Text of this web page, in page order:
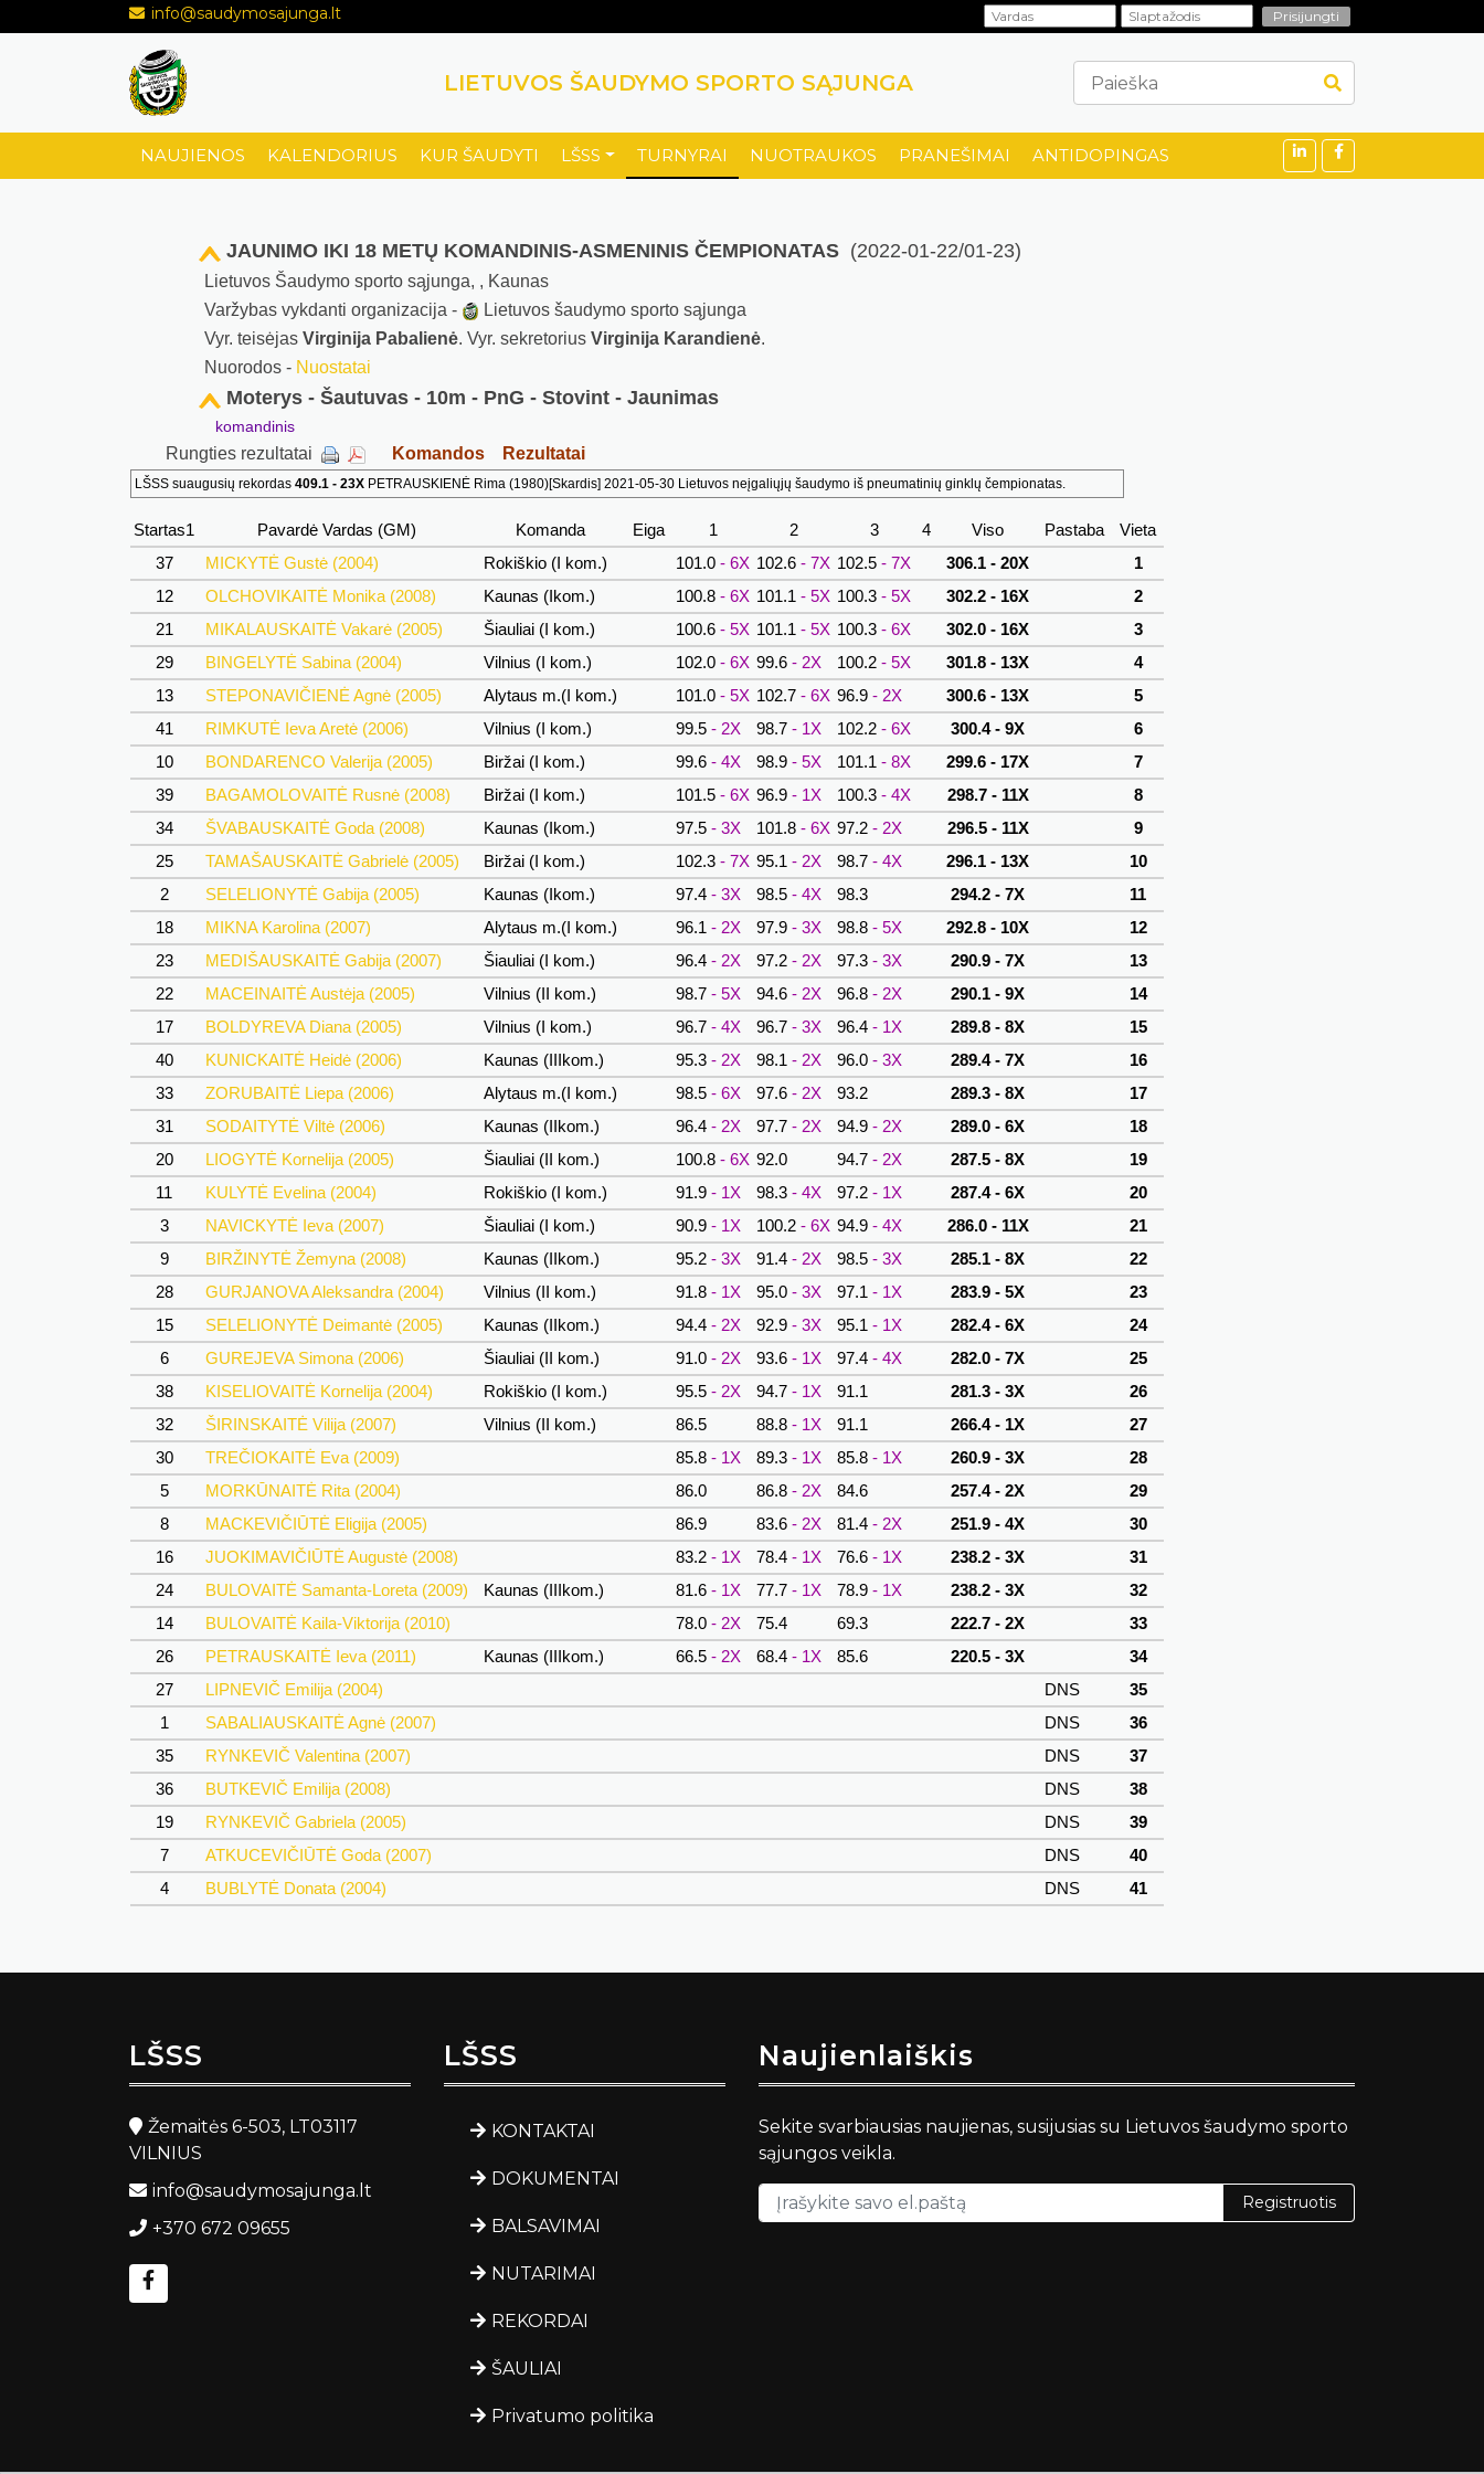
info@saudymosajunga.lt
LIETUVOS ŠAUDYMO SPORTO SĄJUNGA
NAUJIENOS KALENDORIUS KUR ŠAUDYTI LŠSS TURNYRAI NUOTRAUKOS PRANEŠIMAI ANTIDOPINGAS
JAUNIMO IKI 18 METŲ KOMANDINIS-ASMENINIS ČEMPIONATAS (2022-01-22/01-23)
Lietuvos Šaudymo sporto sąjunga, , Kaunas
Varžybas vykdanti organizacija -
Lietuvos šaudymo sporto sąjunga
Vyr. teisėjas Virginija Pabalienė. Vyr. sekretorius Virginija Karandienė.
Nuorodos - Nuostatai
Moterys - Šautuvas - 10m - PnG - Stovint - Jaunimas
komandinis
Rungties rezultatai Komandos Rezultatai
LŠSS suaugusių rekordas 409.1 - 23X PETRAUSKIENĖ Rima (1980)[Skardis] 2021-05-30 Lietuvos neįgaliųjų šaudymo iš pneumatinių ginklų čempionatas.
Startas1 Pavardė Vardas (GM) Komanda Eiga 1 2 3 4 Viso Pastaba
Vieta
37
MICKYTĖ Gustė (2004) Rokiškio (I kom.) 101.0 - 6X 102.6 - 7X 102.5 - 7X 306.1 - 20X
1
12
OLCHOVIKAITĖ Monika (2008) Kaunas (Ikom.) 100.8 - 6X 101.1 - 5X 100.3 - 5X 302.2 - 16X
2
21
MIKALAUSKAITĖ Vakarė (2005) Šiauliai (I kom.) 100.6 - 5X 101.1 - 5X 100.3 - 6X 302.0 - 16X
3
29
BINGELYTĖ Sabina (2004) Vilnius (I kom.) 102.0 - 6X 99.6 - 2X 100.2 - 5X 301.8 - 13X
4
13
STEPONAVIČIENĖ Agnė (2005) Alytaus m.(I kom.) 101.0 - 5X 102.7 - 6X 96.9 - 2X 300.6 - 13X
5
41
RIMKUTĖ Ieva Aretė (2006) Vilnius (I kom.) 99.5 - 2X 98.7 - 1X 102.2 - 6X 300.4 - 9X
6
10
BONDARENCO Valerija (2005) Biržai (I kom.) 99.6 - 4X 98.9 - 5X 101.1 - 8X 299.6 - 17X
7
39
BAGAMOLOVAITĖ Rusnė (2008) Biržai (I kom.) 101.5 - 6X 96.9 - 1X 100.3 - 4X 298.7 - 11X
8
34
ŠVABAUSKAITĖ Goda (2008) Kaunas (Ikom.) 97.5 - 3X 101.8 - 6X 97.2 - 2X 296.5 - 11X
9
25
TAMAŠAUSKAITĖ Gabrielė (2005) Biržai (I kom.) 102.3 - 7X 95.1 - 2X 98.7 - 4X 296.1 - 13X
10
2
SELELIONYTĖ Gabija (2005) Kaunas (Ikom.) 97.4 - 3X 98.5 - 4X 98.3 294.2 - 7X
11
18
MIKNA Karolina (2007) Alytaus m.(I kom.) 96.1 - 2X 97.9 - 3X 98.8 - 5X 292.8 - 10X
12
23
MEDIŠAUSKAITĖ Gabija (2007) Šiauliai (I kom.) 96.4 - 2X 97.2 - 2X 97.3 - 3X 290.9 - 7X
13
22
MACEINAITĖ Austėja (2005) Vilnius (II kom.) 98.7 - 5X 94.6 - 2X 96.8 - 2X 290.1 - 9X
14
17
BOLDYREVA Diana (2005) Vilnius (I kom.) 96.7 - 4X 96.7 - 3X 96.4 - 1X 289.8 - 8X
15
40
KUNICKAITĖ Heidė (2006) Kaunas (IIIkom.) 95.3 - 2X 98.1 - 2X 96.0 - 3X 289.4 - 7X
16
33
ZORUBAITĖ Liepa (2006) Alytaus m.(I kom.) 98.5 - 6X 97.6 - 2X 93.2 289.3 - 8X
17
31
SODAITYTĖ Viltė (2006) Kaunas (IIkom.) 96.4 - 2X 97.7 - 2X 94.9 - 2X 289.0 - 6X
18
20
LIOGYTĖ Kornelija (2005) Šiauliai (II kom.) 100.8 - 6X 92.0 94.7 - 2X 287.5 - 8X
19
11
KULYTĖ Evelina (2004) Rokiškio (I kom.) 91.9 - 1X 98.3 - 4X 97.2 - 1X 287.4 - 6X
20
3
NAVICKYTĖ Ieva (2007) Šiauliai (I kom.) 90.9 - 1X 100.2 - 6X 94.9 - 4X 286.0 - 11X
21
9
BIRŽINYTĖ Žemyna (2008) Kaunas (IIkom.) 95.2 - 3X 91.4 - 2X 98.5 - 3X 285.1 - 8X
22
28
GURJANOVA Aleksandra (2004) Vilnius (II kom.) 91.8 - 1X 95.0 - 3X 97.1 - 1X 283.9 - 5X
23
15
SELELIONYTĖ Deimantė (2005) Kaunas (IIkom.) 94.4 - 2X 92.9 - 3X 95.1 - 1X 282.4 - 6X
24
6
GUREJEVA Simona (2006) Šiauliai (II kom.) 91.0 - 2X 93.6 - 1X 97.4 - 4X 282.0 - 7X
25
38
KISELIOVAITĖ Kornelija (2004) Rokiškio (I kom.) 95.5 - 2X 94.7 - 1X 91.1 281.3 - 3X
26
32
ŠIRINSKAITĖ Vilija (2007) Vilnius (II kom.) 86.5 88.8 - 1X 91.1 266.4 - 1X
27
30
TREČIOKAITĖ Eva (2009) 85.8 - 1X 89.3 - 1X 85.8 - 1X 260.9 - 3X
28
5
MORKŪNAITĖ Rita (2004) 86.0 86.8 - 2X 84.6 257.4 - 2X
29
8
MACKEVIČIŪTĖ Eligija (2005) 86.9 83.6 - 2X 81.4 - 2X 251.9 - 4X
30
16
JUOKIMAVIČIŪTĖ Augustė (2008) 83.2 - 1X 78.4 - 1X 76.6 - 1X 238.2 - 3X
31
24
BULOVAITĖ Samanta-Loreta (2009) Kaunas (IIIkom.) 81.6 - 1X 77.7 - 1X 78.9 - 1X 238.2 - 3X
32
14
BULOVAITĖ Kaila-Viktorija (2010) 78.0 - 2X 75.4 69.3 222.7 - 2X
33
26
PETRAUSKAITĖ Ieva (2011) Kaunas (IIIkom.) 66.5 - 2X 68.4 - 1X 85.6 220.5 - 3X
34
27
LIPNEVIČ Emilija (2004) DNS
35
1
SABALIAUSKAITĖ Agnė (2007) DNS
36
35
RYNKEVIČ Valentina (2007) DNS
37
36
BUTKEVIČ Emilija (2008) DNS
38
19
RYNKEVIČ Gabriela (2005) DNS
39
7
ATKUCEVIČIŪTĖ Goda (2007) DNS
40
4
BUBLYTĖ Donata (2004) DNS 41
LŠSS
Žemaitės 6-503, LT03117
VILNIUS
info@saudymosajunga.lt
+370 672 09655
LŠSS
KONTAKTAI
DOKUMENTAI
BALSAVIMAI
NUTARIMAI
REKORDAI
ŠAULIAI
Privatumo politika
Naujienlaiškis
Sekite svarbiausias naujienas, susijusias su Lietuvos šaudymo sporto
sąjungos veikla.
Registruotis